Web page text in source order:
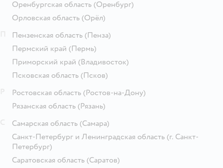
Оренбургская область (Оренбург)
Орловская область (Орёл)
Пензенская область (Пенза)
Пермский край (Пермь)
Приморский край (Владивосток)
Псковская область (Псков)
Ростовская область (Ростов-на-Дону)
Рязанская область (Рязань)
Самарская область (Самара)
Санкт-Петербург и Ленинградская область (г. Санкт-
Петербург)
Саратовская область (Саратов)